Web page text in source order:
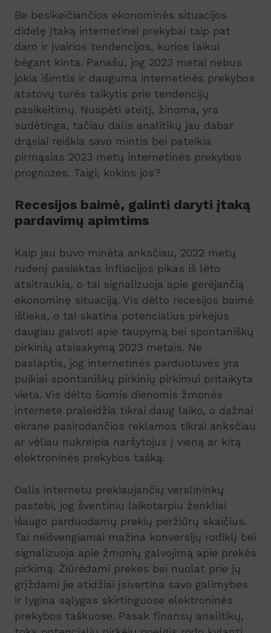
Be besikeičiančios ekonominės situacijos
didelę įtaką internetinei prekybai taip pat
daro ir įvairios tendencijos, kurios laikui
bėgant kinta. Panašu, jog 2023 metai nebus
jokia išimtis ir dauguma internetinės prekybos
atstovų turės taikytis prie tendencijų
pasikeitimų. Nuspėti ateitį, žinoma, yra
sudėtinga, tačiau dalis analitikų jau dabar
drąsiai reiškia savo mintis bei pateikia
pirmąsias 2023 metų internetinės prekybos
prognozes. Taigi, kokios jos?
Recesijos baimė, galinti daryti įtaką
pardavimų apimtims
Kaip jau buvo minėta anksčiau, 2022 metų
rudenį pasiektas infliacijos pikas iš lėto
atsitraukia, o tai signalizuoja apie gerėjančią
ekonominę situaciją. Vis dėlto recesijos baimė
išlieka, o tai skatina potencialius pirkėjus
daugiau galvoti apie taupymą bei spontaniškų
pirkinių atsisakymą 2023 metais. Ne
paslaptis, jog internetinės parduotuvės yra
puikiai spontaniškų pirkinių pirkimui pritaikyta
vieta. Vis dėlto šiomis dienomis žmonės
internete praleidžia tikrai daug laiko, o dažnai
ekrane pasirodančios reklamos tikrai anksčiau
ar vėliau nukreipia naršytojus į vieną ar kitą
elektroninės prekybos tašką.
Dalis internetu prekiaujančių verslininkų
pastebi, jog šventiniu laikotarpiu ženkliai
išaugo parduodamų prekių peržiūrų skaičius.
Tai neišvengiamai mažina konversijų rodiklį bei
signalizuoja apie žmonių galvojimą apie prekės
pirkimą. Žiūrėdami prekes bei nuolat prie jų
grįždami jie atidžiai įsivertina savo galimybes
ir lygina sąlygas skirtinguose elektroninės
prekybos taškuose. Pasak finansų analitikų,